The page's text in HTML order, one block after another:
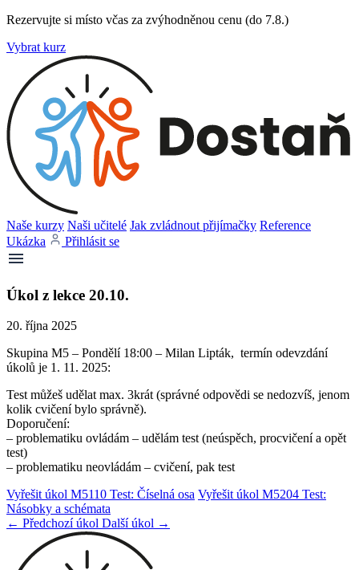
Rezervujte si místo včas za zvýhodněnou cenu (do 7.8.)
Vybrat kurz
Naše kurzy Naši učitelé Jak zvládnout přijímačky Reference
Ukázka
Přihlásit se
Úkol z lekce 20.10.
20. října 2025
Skupina M5 – Pondělí 18:00 – Milan Lipták, termín odevzdání
úkolů je 1. 11. 2025:
Test můžeš udělat max. 3krát (správné odpovědi se nedozvíš, jenom
kolik cvičení bylo správně).
Doporučení:
– problematiku ovládám – udělám test (neúspěch, procvičení a opět
test)
– problematiku neovládám – cvičení, pak test
Vyřešit úkol M5110 Test: Číselná osa Vyřešit úkol M5204 Test:
Násobky a schémata
← Předchozí úkol Další úkol →